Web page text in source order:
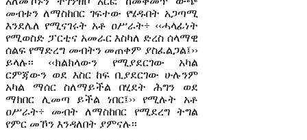
መብቱን ለማስከበር ገፍተው የሄዱበት አጋጣሚ
እንደሌለ የሚናገሩት አቶ ዐሥራት÷ ‹‹ሓላፊነት
የሚወስድ ፓርቲና አመራር እስካለ ድረስ ሰላማዊ
ሰልፍ የማድረግ መብትን መጠቀም ያስፈልጋል፤››
ይላሉ፡፡ ‹‹ክልክላውን የሚያደርገው አካል
ርምጃውን ወደ እስር ከፍ ቢያደርገው ሁሉንም
አካል ማሰር ስለማይችል በሂደት ሕግን ወደ
ማክበር ሊመጣ ይችል ነበር፤›› የሚሉት አቶ
ዐሥራት÷ መብት ለማስከበር የሚደረግ ትግል
የምር መኾን እንዳለበት ያምናሉ፡፡